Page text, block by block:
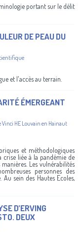
portant sur le délit
DE PEAU DU
et l'accès au terrain.
ÉMERGEANT
Vinci HE Louvain en Hainaut
et méthodologiques
crise liée à la pandémie de
Les vulnérabilités
personnes des
sein des Hautes Ecoles,
D’ERVING
DEUX